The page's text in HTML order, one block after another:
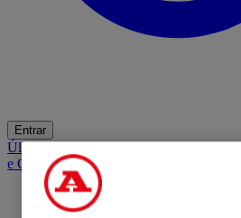
Entrar
ÚltimasMercadoOpiniãoiGaming Hub
e Cabelo